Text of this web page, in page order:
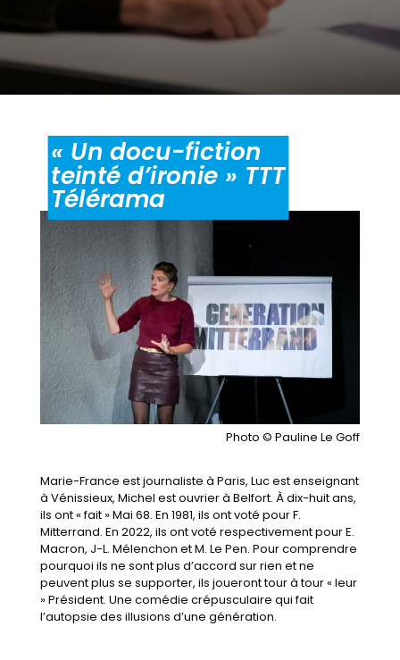
« Un docu-fiction
teinté d’ironie » TTT
Télérama
Photo © Pauline Le Goff
Marie-France est journaliste à Paris, Luc est enseignant
à Vénissieux, Michel est ouvrier à Belfort. À dix-huit ans,
ils ont « fait » Mai 68. En 1981, ils ont voté pour F.
Mitterrand. En 2022, ils ont voté respectivement pour E.
Macron, J-L. Mélenchon et M. Le Pen. Pour comprendre
pourquoi ils ne sont plus d’accord sur rien et ne
peuvent plus se supporter, ils joueront tour à tour « leur
» Président. Une comédie crépusculaire qui fait
l’autopsie des illusions d’une génération.